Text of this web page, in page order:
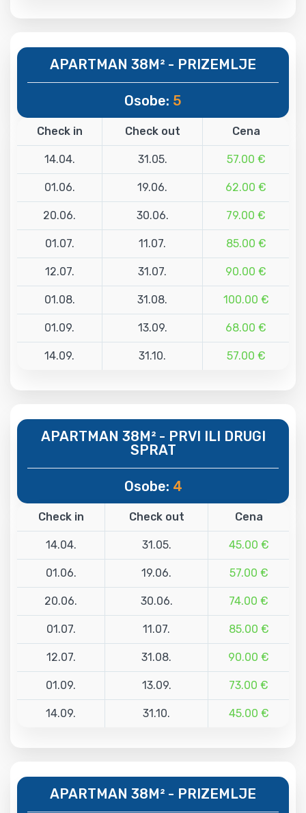
APARTMAN 38M² - PRIZEMLJE
Osobe: 5
Check in Check out Cena
14.04. 31.05. 57.00 €
01.06. 19.06. 62.00 €
20.06. 30.06. 79.00 €
01.07. 11.07. 85.00 €
12.07. 31.07. 90.00 €
01.08. 31.08. 100.00 €
01.09. 13.09. 68.00 €
14.09. 31.10. 57.00 €
APARTMAN 38M² - PRVI ILI DRUGI
SPRAT
Osobe: 4
Check in Check out Cena
14.04. 31.05. 45.00 €
01.06. 19.06. 57.00 €
20.06. 30.06. 74.00 €
01.07. 11.07. 85.00 €
12.07. 31.08. 90.00 €
01.09. 13.09. 73.00 €
14.09. 31.10. 45.00 €
APARTMAN 38M² - PRIZEMLJE